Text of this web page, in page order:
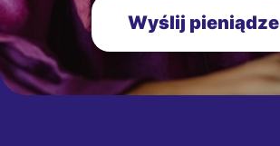
Wyślij pieniądze